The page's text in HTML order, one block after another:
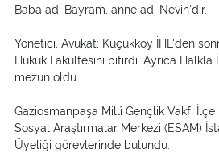
Baba adı Bayram, anne adı Nevin'dir.
Yönetici, Avukat; Küçükköy İHL'den
Hukuk Fakültesini bitirdi. Ayrıca
mezun oldu.
Gaziosmanpaşa Millî Gençlik Vakfı İlçe
Sosyal Araştırmalar Merkezi (ESAM)
Üyeliği görevlerinde bulundu.